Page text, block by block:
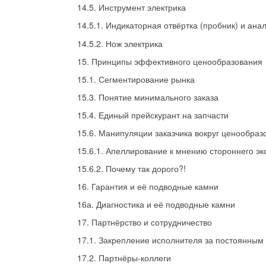
14.5. Инструмент электрика
14.5.1. Индикаторная отвёртка (пробник) и
14.5.2. Нож электрика
15. Принципы эффективного ценообразования
15.1. Сегментирование рынка
15.3. Понятие минимального заказа
15.4. Единый прейскурант на запчасти
15.6. Манипуляции заказчика вокруг
15.6.1. Апеллирование к мнению стороннего
15.6.2. Почему так дорого?!
16. Гарантия и её подводные камни
16а. Диагностика и её подводные камни
17. Партнёрство и сотрудничество
17.1. Закрепление исполнителя за
17.2. Партнёры-коллеги